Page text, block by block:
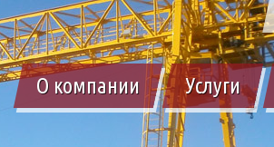
О компании Услуги